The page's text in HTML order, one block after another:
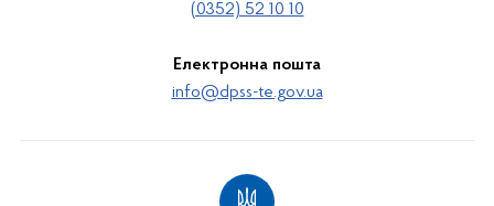
(0352) 52 10 10
Електронна пошта
info@dpss-te.gov.ua